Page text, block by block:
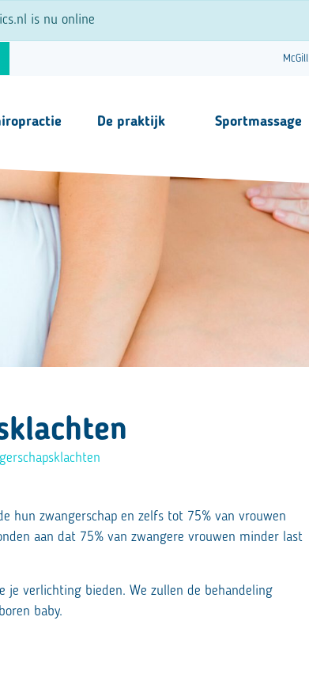
is nu online
McGill
De praktijk Sportmassage
hun zwangerschap en zelfs tot 75% van vrouwen
aan dat 75% van zwangere vrouwen minder last
je verlichting bieden. We zullen de behandeling
baby.